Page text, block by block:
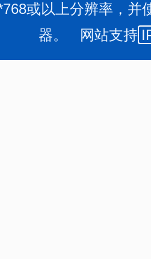
放农业实用技术宣传册800余册。
大农业科技特派员和种植户学习
农民种植山楂树的技术水平，
用科技、依靠科技增收致富的积
或以上分辨率，并
器。 网站支持